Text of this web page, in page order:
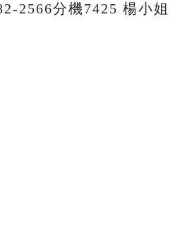
2566分機7425 楊小姐